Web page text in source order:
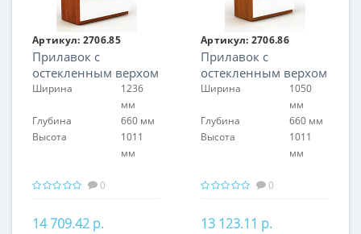
Артикул: 2706.85
Прилавок с
остекленным верхом
Ширина
1236
мм
Глубина
660 мм
Высота
1011
мм
0
14 709.42 р.
Артикул: 2706.86
Прилавок с
остекленным верхом
Ширина
1050
мм
Глубина
660 мм
Высота
1011
мм
0
13 123.11 р.